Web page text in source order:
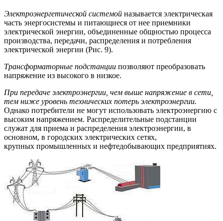
Электроэнергетической системой называется электрическая
часть энергосистемы и питающиеся от нее приемники
электрической энергии, объединенные общностью процесса
производства, передачи, распределения и потребления
электрической энергии (Рис. 9).
Трансформаторные подстанции позволяют преобразовать
напряжение из высокого в низкое.
При передаче электроэнергии, чем выше напряжение в сети,
тем ниже уровень технических потерь электроэнергии.
Однако потребители не могут использовать электроэнергию с
высоким напряжением. Распределительные подстанции
служат для приема и распределения электроэнергии, в
основном, в городских электрических сетях,
крупных промышленных и нефтедобывающих предприятиях.